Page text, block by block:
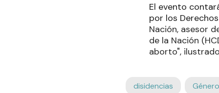
El evento
por los
Nación, asesor
de la Nación
aborto",
disidencias Género